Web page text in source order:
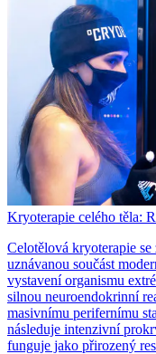
Kryoterapie celého těla:
Celotělová kryoterapie
uznávanou součást
vystavení organismu
silnou neuroendokrinní
masivnímu perifernímu
následuje intenzivní
funguje jako přirozený